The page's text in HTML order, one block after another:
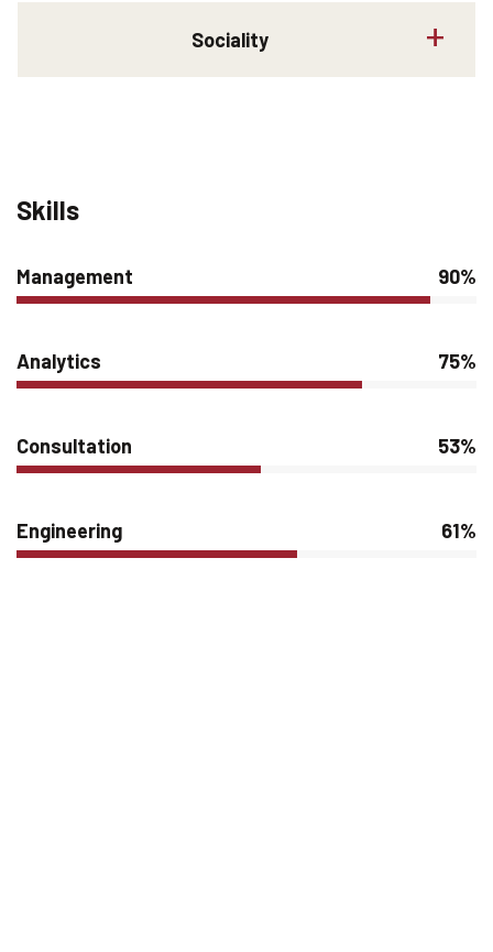
Sociality
Skills
Management 90%
Analytics 75%
Consultation 53%
Engineering 61%